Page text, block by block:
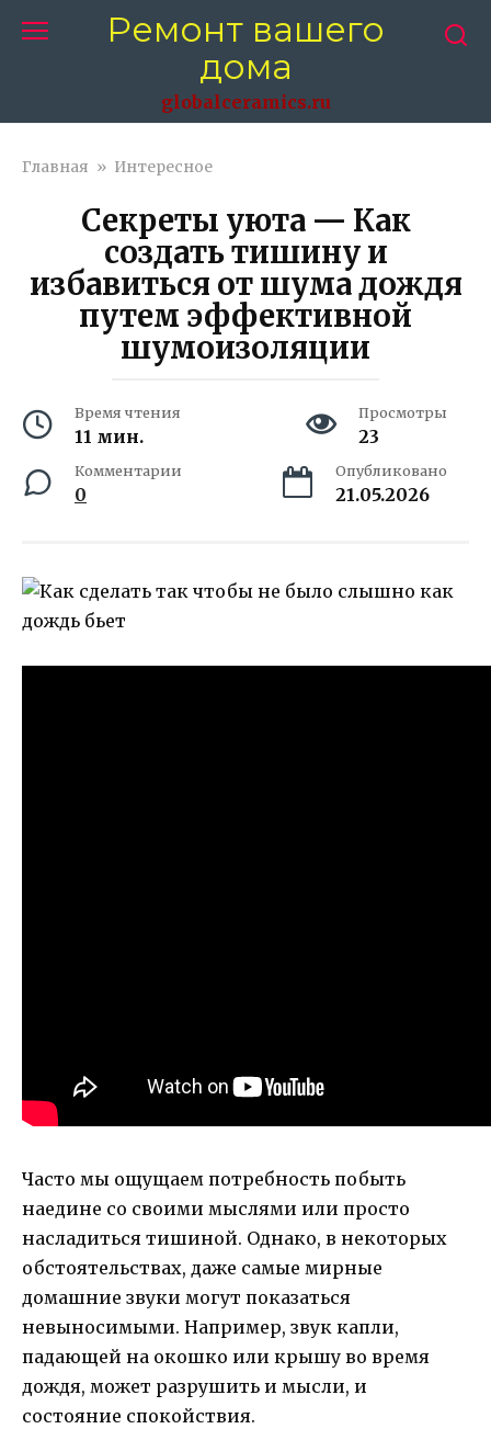
Ремонт вашего
дома
globalceramics.ru
Главная » Интересное
Секреты уюта — Как
создать тишину и
избавиться от шума дождя
путем эффективной
шумоизоляции
Время чтения
11 мин.
Просмотры
23
Комментарии
0
Опубликовано
21.05.2026
Часто мы ощущаем потребность побыть
наедине со своими мыслями или просто
насладиться тишиной. Однако, в некоторых
обстоятельствах, даже самые мирные
домашние звуки могут показаться
невыносимыми. Например, звук капли,
падающей на окошко или крышу во время
дождя, может разрушить и мысли, и
состояние спокойствия.